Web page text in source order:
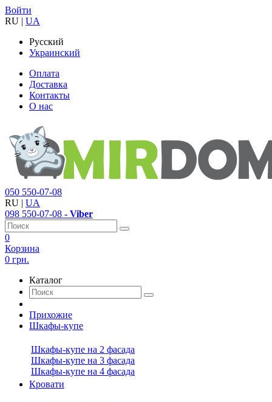
Войти
RU | UA
Русский
Украинский
Оплата
Доставка
Контакты
О нас
050 550-07-08
RU | UA
098 550-07-08 - Viber
0
Корзина
0 грн.
Каталог
Прихожие
Шкафы-купе
Шкафы-купе на 2 фасада
Шкафы-купе на 3 фасада
Шкафы-купе на 4 фасада
Кровати